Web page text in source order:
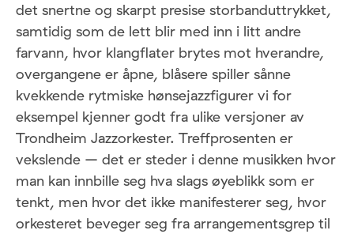
det snertne og skarpt presise storbanduttrykket,
samtidig som de lett blir med inn i litt andre
farvann, hvor klangflater brytes mot hverandre,
overgangene er åpne, blåsere spiller sånne
kvekkende rytmiske hønsejazzfigurer vi for
eksempel kjenner godt fra ulike versjoner av
Trondheim Jazzorkester. Treffprosenten er
vekslende – det er steder i denne musikken hvor
man kan innbille seg hva slags øyeblikk som er
tenkt, men hvor det ikke manifesterer seg, hvor
orkesteret beveger seg fra arrangementsgrep til